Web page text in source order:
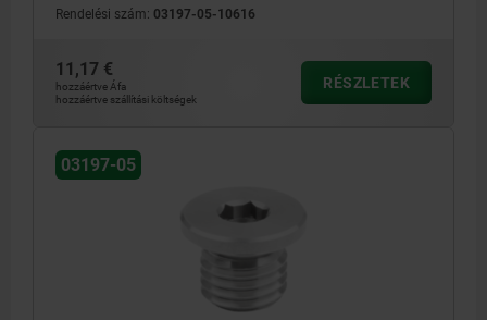
Rendelési szám: 03197-05-10616
11,17 €
hozzáértve Áfa
hozzáértve szállítási költségek
RÉSZLETEK
03197-05